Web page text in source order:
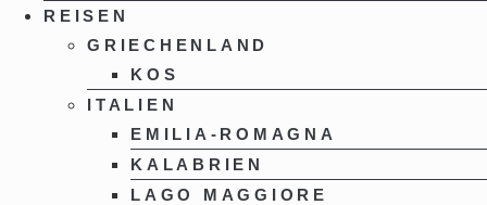
REISEN
GRIECHENLAND
KOS
ITALIEN
EMILIA-ROMAGNA
KALABRIEN
LAGO MAGGIORE